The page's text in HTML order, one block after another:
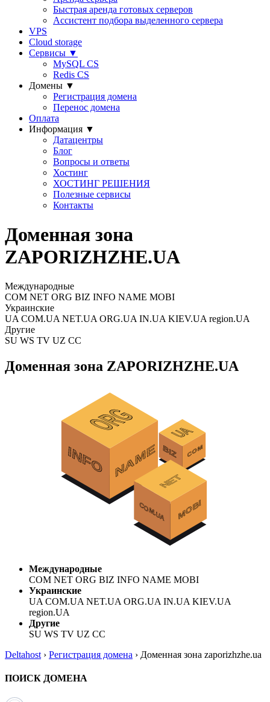
Быстрая аренда готовых серверов
Ассистент подбора выделенного сервера
VPS
Cloud storage
Сервисы ▼
MySQL CS
Redis CS
Домены ▼
Регистрация домена
Перенос домена
Оплата
Информация ▼
Датацентры
Блог
Вопросы и ответы
Хостинг
ХОСТИНГ РЕШЕНИЯ
Полезные сервисы
Контакты
Доменная зона
ZAPORIZHZHE.UA
Международные
COM NET ORG BIZ INFO NAME MOBI
Украинские
UA COM.UA NET.UA ORG.UA IN.UA KIEV.UA region.UA
Другие
SU WS TV UZ CC
Доменная зона ZAPORIZHZHE.UA
Международные
COM NET ORG BIZ INFO NAME MOBI
Украинские
UA COM.UA NET.UA ORG.UA IN.UA KIEV.UA
region.UA
Другие
SU WS TV UZ CC
Deltahost › Регистрация домена › Доменная зона zaporizhzhe.ua
ПОИСК ДОМЕНА